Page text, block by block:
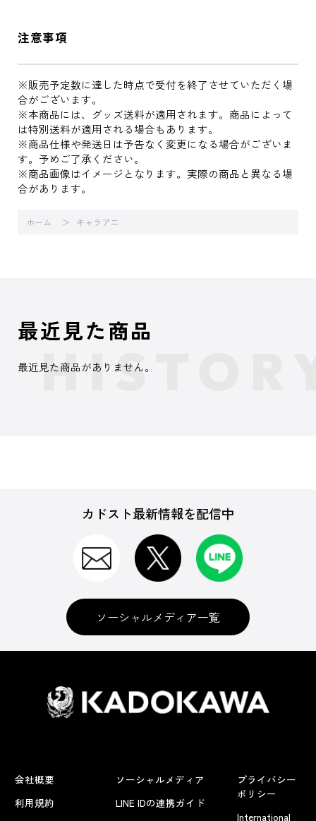
注意事項
※販売予定数に達した時点で受付を終了させていただく場
合がございます。
※本商品には、グッズ送料が適用されます。商品によって
は特別送料が適用される場合もあります。
※商品仕様や発送日は予告なく変更になる場合がございま
す。予めご了承ください。
※商品画像はイメージとなります。実際の商品と異なる場
合があります。
ホーム キャラアニ
最近見た商品
最近見た商品がありません。
カドスト最新情報を配信中
ソーシャルメディア一覧
会社概要
利用規約
ソーシャルメディア
LINE IDの連携ガイド
プライバシー
ポリシー
International